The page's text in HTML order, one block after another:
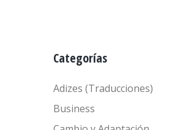
Categorías
Adizes (Traducciones)
Business